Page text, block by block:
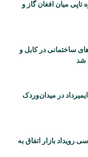
تاپی میان افغان گاز و
ساختمانی در کابل و
شد
در میدان‌وردک
بازار اتفاق به